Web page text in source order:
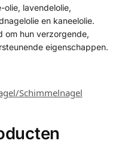
olie, lavendelolie,
en kaneelolie.
om hun verzorgende,
eigenschappen.
Schimmelnagel